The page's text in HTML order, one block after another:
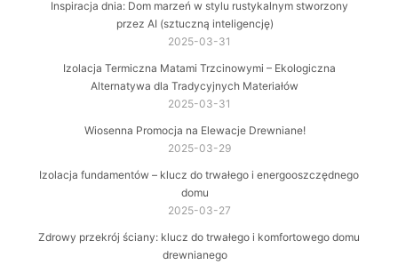
Inspiracja dnia: Dom marzeń w stylu rustykalnym stworzony
przez AI (sztuczną inteligencję)
2025-03-31
Izolacja Termiczna Matami Trzcinowymi – Ekologiczna
Alternatywa dla Tradycyjnych Materiałów
2025-03-31
Wiosenna Promocja na Elewacje Drewniane!
2025-03-29
Izolacja fundamentów – klucz do trwałego i energooszczędnego
domu
2025-03-27
Zdrowy przekrój ściany: klucz do trwałego i komfortowego domu
drewnianego